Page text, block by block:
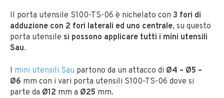
Il porta utensile S100-TS-06 è nichelato con 3 fori di
adduzione con 2 fori laterali ed uno centrale, su questo
porta utensile si possono applicare tutti i mini utensili
Sau.
I mini utensili Sau partono da un attacco di Ø4 – Ø5 –
Ø6 mm con i vari porta utensili S100-TS-06 dove si
parte da Ø12 mm a Ø25 mm.